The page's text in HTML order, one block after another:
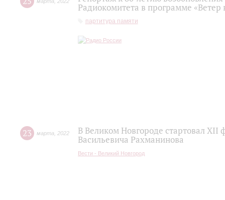
Радиокомитета в программе «Ветер
партитура памяти
23 марта 2022
В Великом Новгороде стартовал XII
Васильевича Рахманинова
Вести - Великий Новгород